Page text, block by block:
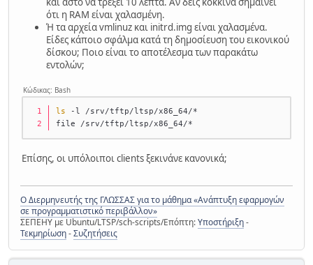
ότι η RAM είναι χαλασμένη.
Ή τα αρχεία vmlinuz και initrd.img είναι χαλασμένα.
Είδες κάποιο σφάλμα κατά τη δημοσίευση του εικονικού
δίσκου; Ποιο είναι το αποτέλεσμα των παρακάτω
εντολών;
Κώδικας: Bash
ls -l /srv/tftp/ltsp/x86_64/*
file /srv/tftp/ltsp/x86_64/*
Επίσης, οι υπόλοιποι clients ξεκινάνε κανονικά;
Ο Διερμηνευτής της ΓΛΩΣΣΑΣ για το μάθημα «Ανάπτυξη εφαρμογών
σε προγραμματιστικό περιβάλλον»
ΣΕΠΕΗΥ με Ubuntu/LTSP/sch-scripts/Επόπτη:Υποστήριξη-
Τεκμηρίωση-Συζητήσεις